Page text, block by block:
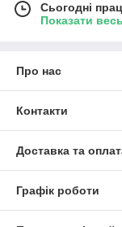
Сьогодні
Показати
Про нас
Контакти
Доставка та
Графік роботи